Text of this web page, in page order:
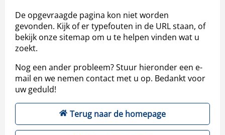
De opgevraagde pagina kon niet worden
gevonden. Kijk of er typefouten in de URL staan, of
bekijk onze sitemap om u te helpen vinden wat u
zoekt.
Nog een ander probleem? Stuur hieronder een e-
mail en we nemen contact met u op. Bedankt voor
uw geduld!
Terug naar de homepage